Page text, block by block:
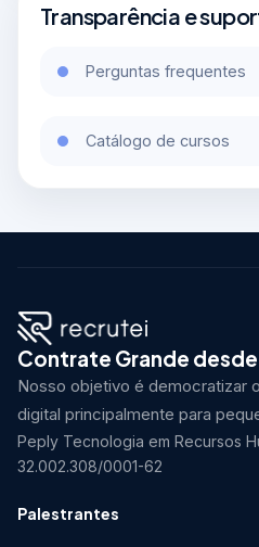
Transparência e
Perguntas frequentes
Catálogo de cursos
Contrate Grande
Nosso objetivo é democratizar
digital principalmente para
Peply Tecnologia em Recursos
32.002.308/0001-62
Palestrantes